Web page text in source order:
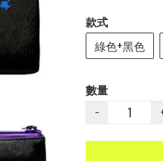
款式
綠色+黑色
數量
−